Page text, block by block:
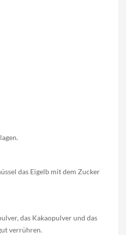
das Eigelb mit dem Zucker
das Kakaopulver und das
verrühren.